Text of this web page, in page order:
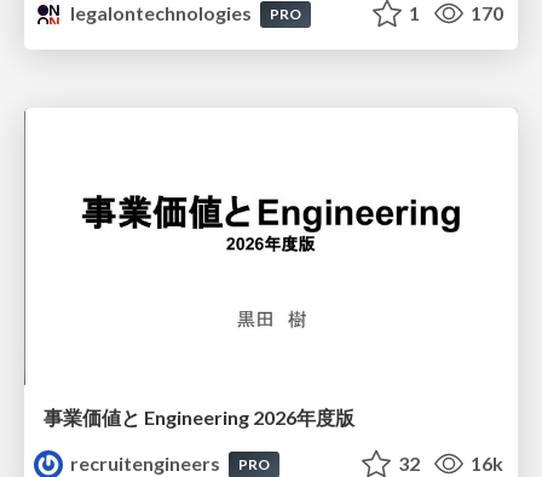
legalontechnologies
PRO 1 170
事業価値と Engineering 2026年度版
recruitengineers
PRO 32 16k